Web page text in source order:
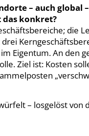
– auch
das konkret?
die
Eigentum. An den
Ziel ist: Kosten
– losgelöst von